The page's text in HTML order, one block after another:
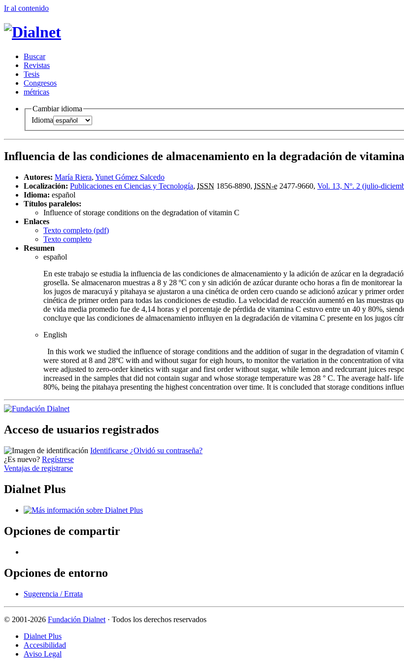
Ir al contenido
Buscar
Revistas
Tesis
Congresos
métricas
Cambiar idioma
Idioma
Influencia de las condiciones de almacenamiento en la degradación de
Autores: María Riera, Yunet Gómez Salcedo
Localización: Publicaciones en Ciencias y Tecnología, ISSN 1856-8890, ISSN-e 2477-9660, Vol. 13, Nº. 2 (julio-
Idioma: español
Títulos paralelos:
Influence of storage conditions on the degradation of vitamin C
Enlaces
Texto completo (pdf)
Texto completo
Resumen
español
En este trabajo se estudia la influencia de las condiciones de almacenamiento y la adición de azúcar en la
grosella. Se almacenaron muestras a 8 y 28 ºC con y sin adición de azúcar durante ocho horas a fin de monitorear
los jugos de maracuyá y pitahaya se ajustaron a una cinética de orden cero cuando se adicionó azúcar y primer
cinética de primer orden para todas las condiciones de estudio. La velocidad de reacción aumentó en las muestras
de vida media promedio fue de 4,14 horas y el porcentaje de pérdida de vitamina C estuvo entre un 40 y 80%,
concluye que las condiciones de almacenamiento influyen en la degradación de vitamina C presente en los jugos
English
In this work we studied the influence of storage conditions and the addition of sugar in the degradation of vitamin
were stored at 8 and 28ºC with and without sugar for eigh hours, to monitor the variation in the concentration of
were adjusted to zero-order kinetics with sugar and first order without sugar, while lemon and redcurrant juices
increased in the samples that did not contain sugar and whose storage temperature was 28 ° C. The average half-
80%, being the pitahaya presenting the highest concentration over time. It is concluded that storage conditions
Acceso de usuarios registrados
Identificarse ¿Olvidó su contraseña?
¿Es nuevo? Regístrese
Ventajas de registrarse
Dialnet Plus
Opciones de compartir
Opciones de entorno
Sugerencia / Errata
© 2001-2026 Fundación Dialnet · Todos los derechos reservados
Dialnet Plus
Accesibilidad
Aviso Legal